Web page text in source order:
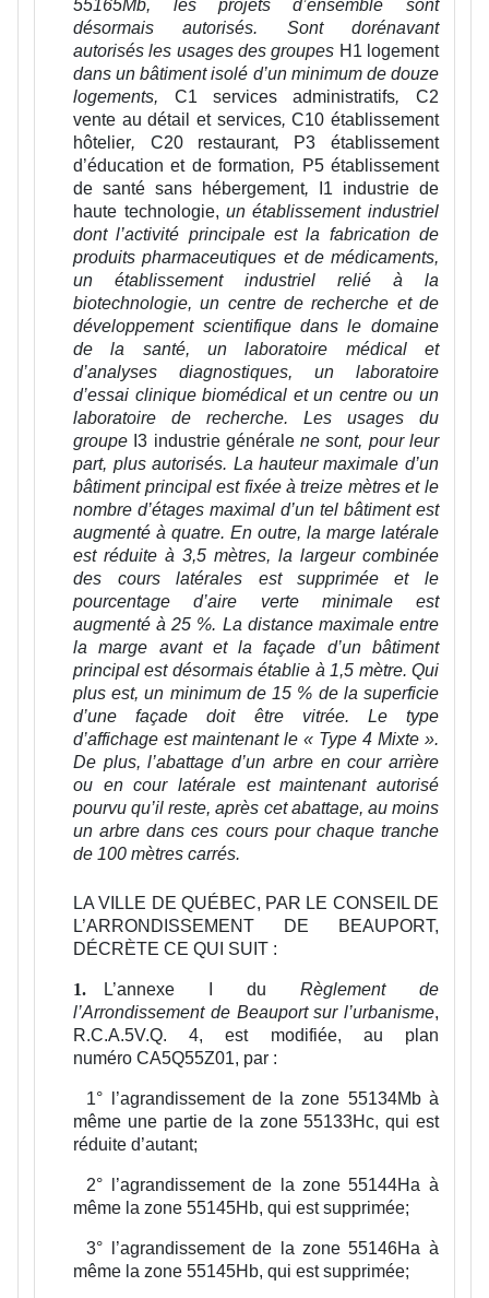
55165Mb, les projets d’ensemble sont
désormais autorisés. Sont dorénavant
autorisés les usages des groupes H1 logement
dans un bâtiment isolé d’un minimum de douze
logements, C1 services administratifs, C2
vente au détail et services,C10 établissement
hôtelier, C20 restaurant, P3 établissement
d’éducation et de formation, P5 établissement
de santé sans hébergement,
I1 industrie de
haute technologie, un établissement industriel
dont l’activité principale est la fabrication de
produits pharmaceutiques et de médicaments,
un établissement industriel relié à la
biotechnologie, un centre de recherche et de
développement scientifique dans le domaine
de la santé, un laboratoire médical et
d’analyses diagnostiques, un laboratoire
d’essai clinique biomédical et un centre ou un
laboratoire de recherche. Les usages du
groupe I3 industrie généralene sont, pour leur
part, plus autorisés. La hauteur maximale d’un
bâtiment principal est fixée à treize mètres et le
nombre d’étages maximal d’un tel bâtiment est
augmenté à quatre. En outre, la marge latérale
est réduite à 3,5 mètres, la largeur combinée
des cours latérales est supprimée et le
pourcentage d’aire verte minimale est
augmenté à 25 %. La distance maximale entre
la marge avant et la façade d’un bâtiment
principal est désormais établie à 1,5 mètre. Qui
plus est, un minimum de 15 % de la superficie
d’une façade doit être vitrée. Le type
d’affichage est maintenant le « Type 4 Mixte ».
De plus, l’abattage d’un arbre en cour arrière
ou en cour latérale est maintenant autorisé
pourvu qu’il reste, après cet abattage, au moins
un arbre dans ces cours pour chaque tranche
de 100 mètres carrés.
LA VILLE DE QUÉBEC, PAR LE CONSEIL DE
L’ARRONDISSEMENT DE BEAUPORT,
DÉCRÈTE CE QUI SUIT :
1. L’annexe I du Règlement de
l’Arrondissement de Beauport sur l’urbanisme,
R.C.A.5V.Q. 4, est modifiée, au plan
numéro CA5Q55Z01, par :
1°
l’agrandissement de la zone 55134Mb à
même une partie de la zone 55133Hc, qui est
réduite d’autant;
2°
l’agrandissement de la zone 55144Ha à
même la zone 55145Hb, qui est supprimée;
3°
l’agrandissement de la zone 55146Ha à
même la zone 55145Hb, qui est supprimée;